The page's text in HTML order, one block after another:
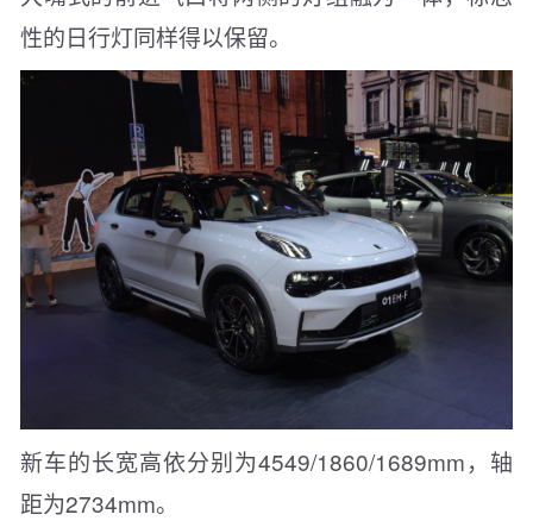
性的日行灯同样得以保留。
新车的长宽高依分别为4549/1860/1689mm，轴
距为2734mm。